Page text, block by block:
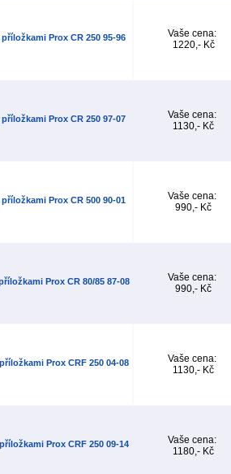
příložkami Prox CR 250 95-96
Vaše cena:
1220,- Kč
příložkami Prox CR 250 97-07
Vaše cena:
1130,- Kč
příložkami Prox CR 500 90-01
Vaše cena:
990,- Kč
Prox CR 80/85 87-08
Vaše cena:
990,- Kč
Prox CRF 250 04-08
Vaše cena:
1130,- Kč
Prox CRF 250 09-14
Vaše cena:
1180,- Kč